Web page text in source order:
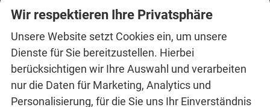
Garantieleistung
Fahrzeuggarantie vom Hersteller
Kilometerstand
Kraftstoff: unterstützte
Lackierung
Polsterung
Stoff
Qualitätssiegel
BVFK-Siegel
Wir respektieren Ihre Privatsphäre
Unsere Website setzt Cookies ein, um unsere
Dienste für Sie bereitzustellen. Hierbei
berücksichtigen wir Ihre Auswahl und verarbeiten
nur die Daten für Marketing, Analytics und
Personalisierung, für die Sie uns Ihr Einverständnis